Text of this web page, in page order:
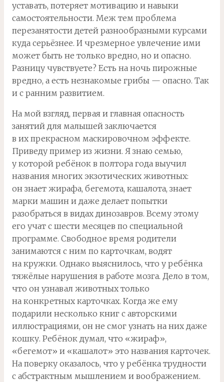
уставать, потеряет мотивацию и навыки
самостоятельности. Меж тем проблема
перезанятости детей разнообразными курсами
куда серьёзнее. И чрезмерное увлечение ими
может быть не только вредно, но и опасно.
Разницу чувствуете? Есть на ночь пирожные
вредно, а есть незнакомые грибы — опасно. Так
и с ранним развитием.
На мой взгляд, первая и главная опасность
занятий для малышей заключается
в их прекрасном маскировочном эффекте.
Приведу пример из жизни. Я знаю семью,
у которой ребёнок в полтора года выучил
названия многих экзотических животных:
он знает жирафа, бегемота, кашалота, знает
марки машин и даже делает попытки
разобраться в видах динозавров. Всему этому
его учат с шести месяцев по специальной
программе. Свободное время родители
занимаются с ним по карточкам, водят
на кружки. Однако выяснилось, что у ребёнка
тяжёлые нарушения в работе мозга. Дело в том,
что он узнавал животных только
на конкретных карточках. Когда же ему
подарили несколько книг с авторскими
иллюстрациями, он не смог узнать на них даже
кошку. Ребёнок думал, что «жираф»,
«бегемот» и «кашалот» это названия карточек.
На поверку оказалось, что у ребёнка трудности
с абстрактным мышлением и воображением.